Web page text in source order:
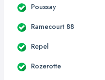
Poussay
Ramecourt 88
Repel
Rozerotte